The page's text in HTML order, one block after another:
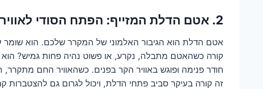
2. אטם הדלת המזייף: הפתח הסודי לאוויר חם
אטם הדלת הוא הגיבור האלמוני של המקרר שלכם. הוא שומר
קורה כשהאטם מתבלה, נקרע, או פשוט נהיה פחות גמיש? הוא
חודר פנימה ופוגש באוויר הקר בפנים. כשהאוויר החם
זה קורה בעיקר סביב פתחי הדלת, ויכול לגרום גם להצטברות